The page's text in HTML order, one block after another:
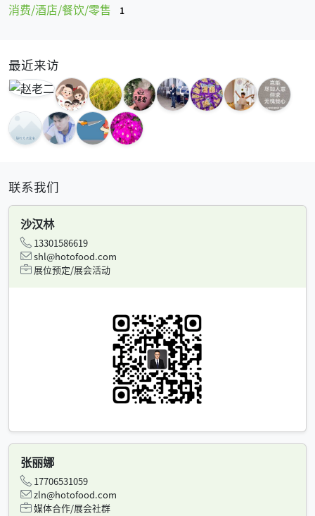
消费/酒店/餐饮/零售 1
最近来访
联系我们
沙汉林
13301586619
shl@hotofood.com
展位预定/展会活动
张丽娜
17706531059
zln@hotofood.com
媒体合作/展会社群